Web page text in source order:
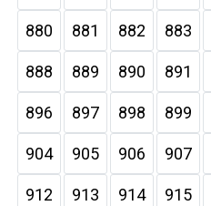
880 881 882 883
888 889 890 891
896 897 898 899
904 905 906 907
912 913 914 915